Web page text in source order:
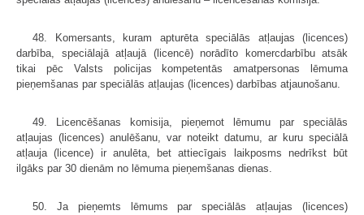
48. Komersants, kuram apturēta speciālās atļaujas (licences)
darbība, speciālajā atļaujā (licencē) norādīto komercdarbību atsāk
tikai pēc Valsts policijas kompetentās amatpersonas lēmuma
pieņemšanas par speciālās atļaujas (licences) darbības atjaunošanu.
49. Licencēšanas komisija, pieņemot lēmumu par speciālās
atļaujas (licences) anulēšanu, var noteikt datumu, ar kuru speciālā
atļauja (licence) ir anulēta, bet attiecīgais laikposms nedrīkst būt
ilgāks par 30 dienām no lēmuma pieņemšanas dienas.
50. Ja pieņemts lēmums par speciālās atļaujas (licences)